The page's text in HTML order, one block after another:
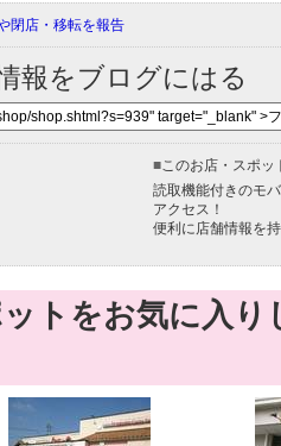
閉店・移転を報告
報をブログにはる
■このお店・スポッ
読取機能付きのモ
アクセス！
便利に店舗情報を
トをお気に入